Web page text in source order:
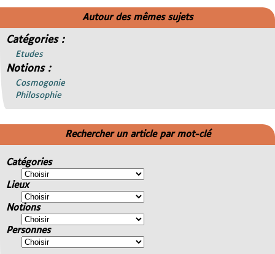
Autour des mêmes sujets
Catégories :
Etudes
Notions :
Cosmogonie
Philosophie
Rechercher un article par mot-clé
Catégories
Lieux
Notions
Personnes